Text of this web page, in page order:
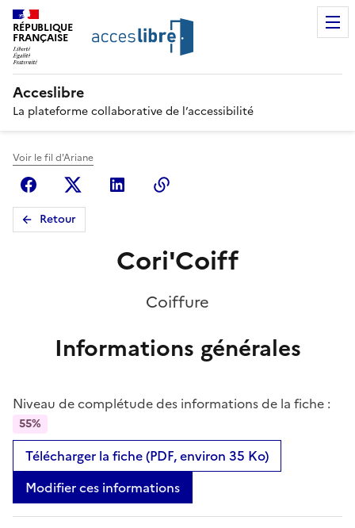
RÉPUBLIQUE
FRANÇAISE
Acceslibre
La plateforme collaborative de l’accessibilité
Voir le fil d'Ariane
FacebookX (anciennement Twitter)
Linkedin
Retour
Cori'Coiff
Coiffure
Informations générales
Niveau de complétude des informations de la fiche :
55%
Télécharger la fiche (PDF, environ 35 Ko)
Modifier ces informations